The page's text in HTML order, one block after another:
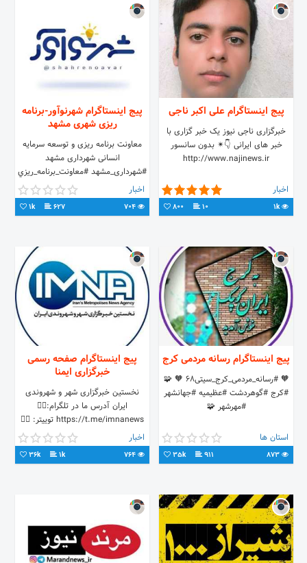
پیج اینستاگرام علی اکبر ناجی
خبرگزاری ناجی نیوز یک خبر گزاری با
خبر های ایرانی 👇✴ بدون سانسور
http://www.najinews.ir
اخبار
1k
10
800
پیج اینستاگرام شهرنوآور-برنامه
ریزی شهری مشهد
معاونت برنامه ریزی و توسعه سرمایه
انسانی شهرداری مشهد
#شهرداری_مشهد #معاونت_برنامه_ريزي
#شهر_هوشمند
اخبار
627
1k
پیج اینستاگرام رسانه مردمی کرج
🧡 #رسانه_مردمی_کرج_سیتی۶۸ 🧡 🧩
#کرج #گوهردشت #عظیمیه #جهانشهر
#مهرشهر 🧩
استان ها
911
35k
پیج اینستاگرام صفحه رسمی
خبرگزاری ایمنا
نخستین خبرگزاری شهر و شهروندی
@imna_farsi ⁦👇🏻⁩ وبسایت ایمنا⁦
اخبار
1k
36k